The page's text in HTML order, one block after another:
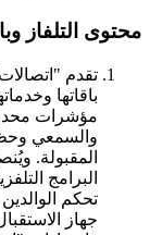
محتوى التلفاز
تقدم
باقاتها
مؤشرات
والسمعي
المقبولة.
البرامج
تحكم
جهاز